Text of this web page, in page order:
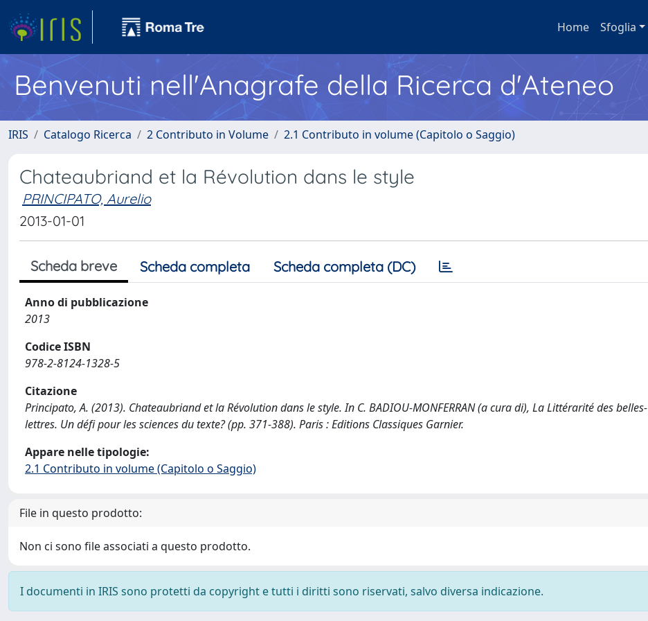
Home Sfoglia
Benvenuti nell'Anagrafe della Ricerca d'Ateneo
IRIS Catalogo Ricerca 2 Contributo in Volume 2.1 Contributo in volume (Capitolo o Saggio)
Chateaubriand et la Révolution dans le style
PRINCIPATO, Aurelio
2013-01-01
Scheda breve Scheda completa Scheda completa (DC)
Anno di pubblicazione
2013
Codice ISBN
978-2-8124-1328-5
Citazione
Principato, A. (2013). Chateaubriand et la Révolution dans le style. In C. BADIOU-MONFERRAN (a cura di), La Littérarité des belles-
lettres. Un défi pour les sciences du texte? (pp. 371-388). Paris : Editions Classiques Garnier.
Appare nelle tipologie:
2.1 Contributo in volume (Capitolo o Saggio)
File in questo prodotto:
Non ci sono file associati a questo prodotto.
I documenti in IRIS sono protetti da copyright e tutti i diritti sono riservati, salvo diversa indicazione.